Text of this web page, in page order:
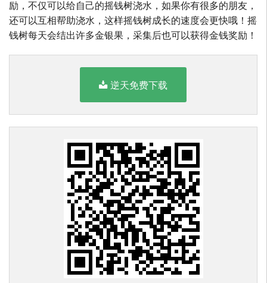
励，不仅可以给自己的摇钱树浇水，如果你有很多的朋友，
还可以互相帮助浇水，这样摇钱树成长的速度会更快哦！摇
钱树每天会结出许多金银果，采集后也可以获得金钱奖励！
逆天免费下载